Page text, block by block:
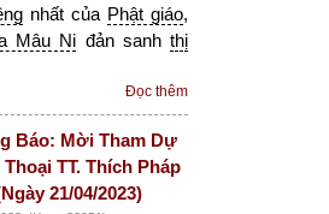
nhất của Phật giáo,
Mâu Ni đản sanhthị
Đọc thêm
Báo: Mời Tham Dự
Thoại TT. Thích Pháp
21/04/2023)